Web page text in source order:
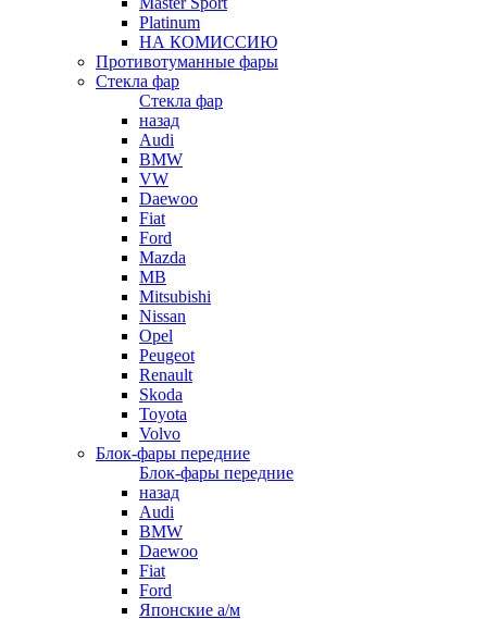
Platinum
НА КОМИССИЮ
Противотуманные фары
Стекла фар
Стекла фар
назад
Audi
BMW
VW
Daewoo
Fiat
Ford
Mazda
MB
Mitsubishi
Nissan
Opel
Peugeot
Renault
Skoda
Toyota
Volvo
Блок-фары передние
Блок-фары передние
назад
Audi
BMW
Daewoo
Fiat
Ford
Японские а/м